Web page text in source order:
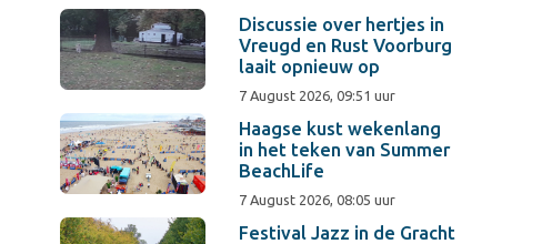
Discussie over hertjes in
Vreugd en Rust Voorburg
laait opnieuw op
7 August 2026, 09:51 uur
Haagse kust wekenlang
in het teken van Summer
BeachLife
7 August 2026, 08:05 uur
Festival Jazz in de Gracht